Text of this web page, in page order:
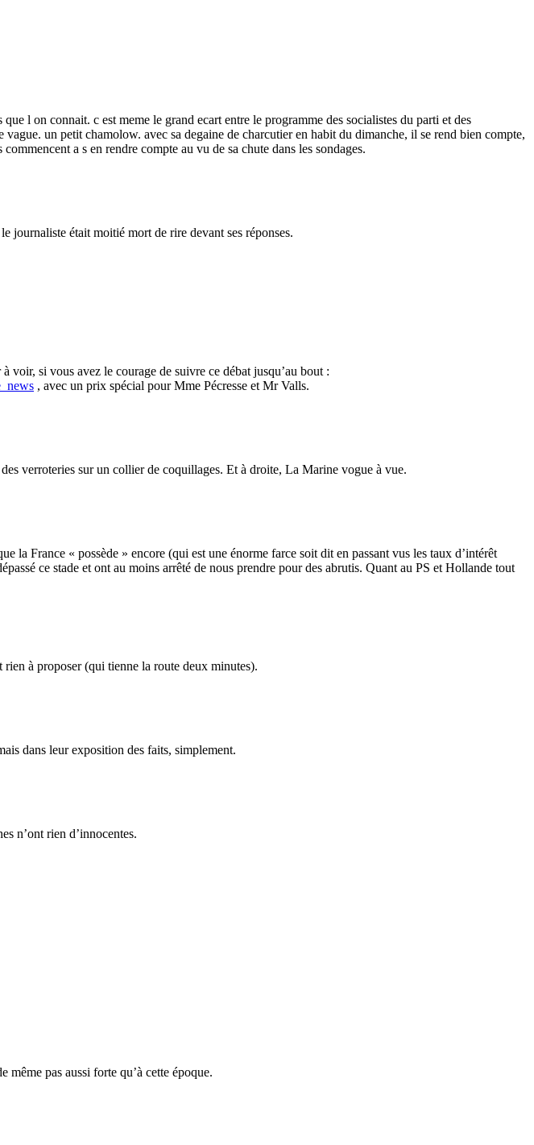
l on connait. c est meme le grand ecart entre le programme des socialistes du parti et des
un petit chamolow. avec sa degaine de charcutier en habit du dimanche, il se rend bien compte,
a s en rendre compte au vu de sa chute dans les sondages.
était moitié mort de rire devant ses réponses.
voir, si vous avez le courage de suivre ce débat jusqu’au bout :
, avec un prix spécial pour Mme Pécresse et Mr Valls.
verroteries sur un collier de coquillages. Et à droite, La Marine vogue à vue.
la France « possède » encore (qui est une énorme farce soit dit en passant vus les taux d’intérêt
ce stade et ont au moins arrêté de nous prendre pour des abrutis. Quant au PS et Hollande tout
à proposer (qui tienne la route deux minutes).
dans leur exposition des faits, simplement.
n’ont rien d’innocentes.
même pas aussi forte qu’à cette époque.